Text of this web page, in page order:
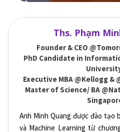
Ths. Phạm
Founder & CEO
PhD Candidate in
Executive MBA @Kellogg &
Master of Science/ BA
Anh Minh Quang được đào tạo
và Machine Learning từ